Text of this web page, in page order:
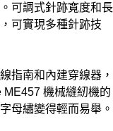
可調式針跡寬度和長
可實現多種針跡技
指南和內建穿線器，
機械縫紉機的
母繡變得輕而易舉。